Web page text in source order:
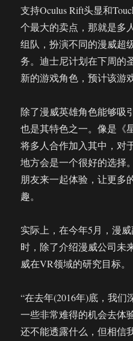
支持Oculus Rift头显和
个最大的卖点，那就是多
组队，扮演不同的漫威超
务。迪士尼计划在下周的
新的游戏角色，预计该游
除了漫威英雄角色能够吸
也是其特色之一。像是《
将多人合作加入其中，对
地方会是一个很好的选择
朋友来一起体验，让更多
趣。
实际上，在今年5月，漫
时，除了介绍漫威公司未
威在VR领域的研究目标。
“在去年(2016年)底，我
一些非常难得的机会去体
还不能透露什么，但相信